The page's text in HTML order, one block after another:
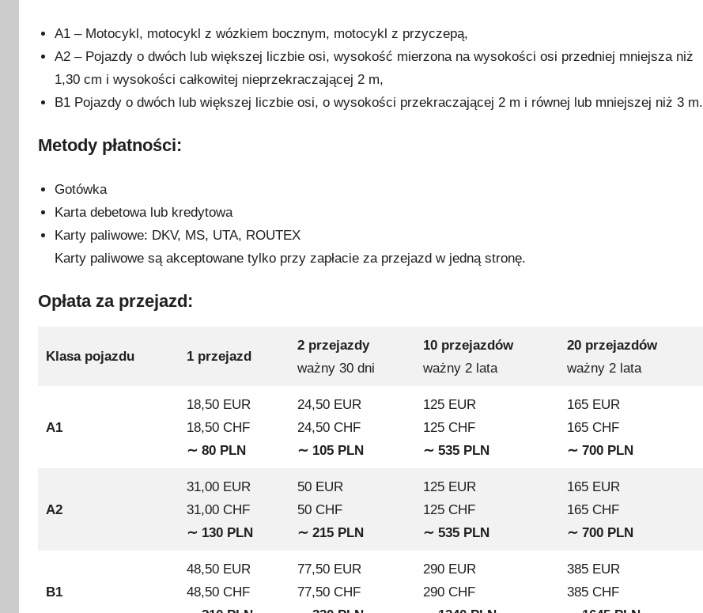
A1 – Motocykl, motocykl z wózkiem bocznym, motocykl z przyczepą,
A2 – Pojazdy o dwóch lub większej liczbie osi, wysokość mierzona na wysokości osi przedniej mniejsza niż
1,30 cm i wysokości całkowitej nieprzekraczającej 2 m,
B1 Pojazdy o dwóch lub większej liczbie osi, o wysokości przekraczającej 2 m i równej lub mniejszej niż 3 m.
Metody płatności:
Gotówka
Karta debetowa lub kredytowa
Karty paliwowe: DKV, MS, UTA, ROUTEX
Karty paliwowe są akceptowane tylko przy zapłacie za przejazd w jedną stronę.
Opłata za przejazd:
Klasa pojazdu 1 przejazd
2 przejazdy
ważny 30 dni
10 przejazdów
ważny 2 lata
20 przejazdów
ważny 2 lata
A1
18,50 EUR
18,50 CHF
∼ 80 PLN
24,50 EUR
24,50 CHF
∼ 105 PLN
125 EUR
125 CHF
∼ 535 PLN
165 EUR
165 CHF
∼ 700 PLN
A2
31,00 EUR
31,00 CHF
∼ 130 PLN
50 EUR
50 CHF
∼ 215 PLN
125 EUR
125 CHF
∼ 535 PLN
165 EUR
165 CHF
∼ 700 PLN
B1
48,50 EUR
48,50 CHF
77,50 EUR
77,50 CHF
290 EUR
290 CHF
385 EUR
385 CHF